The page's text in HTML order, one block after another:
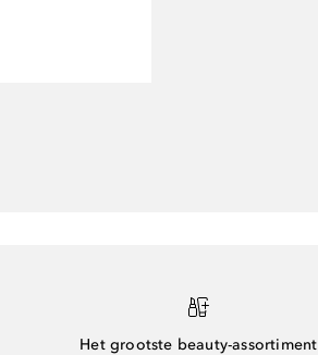
Het grootste beauty-assortiment